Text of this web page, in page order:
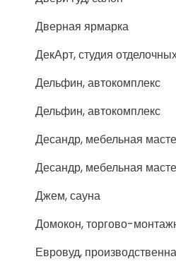
Дверная ярмарка
ДекАрт, студия
Дельфин, автокомплекс
Дельфин, автокомплекс
Десандр, мебельная
Десандр, мебельная
Джем, сауна
Домокон, торгово-
Евровуд,